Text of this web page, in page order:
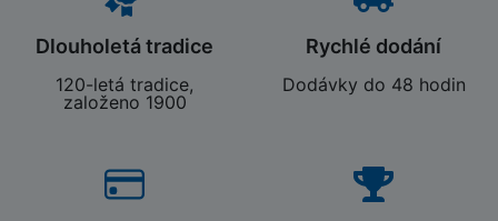
Dlouholetá tradice
120-letá tradice,
založeno 1900
Rychlé dodání
Dodávky do 48 hodin